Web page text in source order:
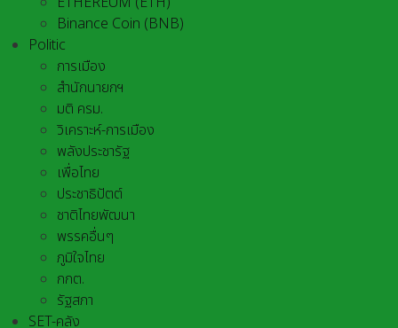
Binance Coin (BNB)
Politic
การเมือง
สำนักนายกฯ
มติ ครม.
วิเคราะห์-การเมือง
พลังประชารัฐ
เพื่อไทย
ประชาธิปัตต์
ชาติไทยพัฒนา
พรรคอื่นๆ
ภูมิใจไทย
กกต.
รัฐสภา
SET-คลัง